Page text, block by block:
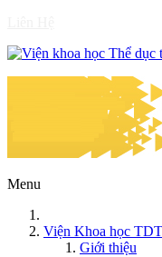
Menu
Viện Khoa học
Giới thiệu